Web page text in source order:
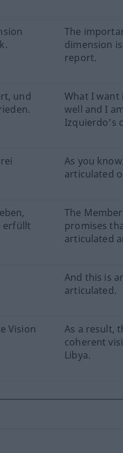
The
dimension
report.
und
What I
well and I
Izquierdo's
As you
articulated
erfüllt
The
promises
articulated
And this is
articulated.
Vision
As a result,
coherent
Libya.